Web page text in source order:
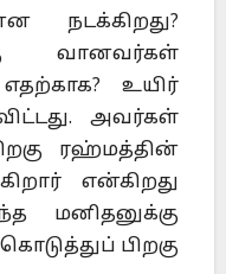
வானவர்கள்
உயிர்
அவர்கள்
ரஹ்மத்தின்
என்கிறது
மனிதனுக்கு
பிறகு